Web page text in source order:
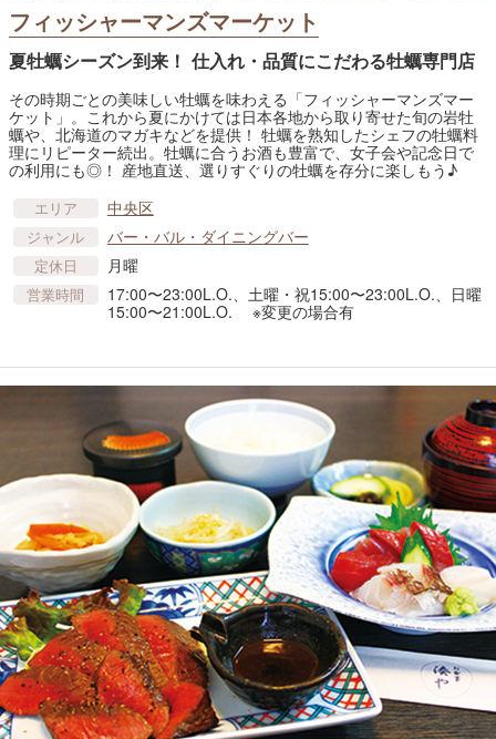
フィッシャーマンズマーケット
夏牡蠣シーズン到来！ 仕入れ・品質にこだわる牡蠣専門店
その時期ごとの美味しい牡蠣を味わえる「フィッシャーマンズマー
ケット」。これから夏にかけては日本各地から取り寄せた旬の岩牡
蠣や、北海道のマガキなどを提供！ 牡蠣を熟知したシェフの牡蠣料
理にリピーター続出。牡蠣に合うお酒も豊富で、女子会や記念日で
の利用にも◎！ 産地直送、選りすぐりの牡蠣を存分に楽しもう♪
エリア 中央区
ジャンル バー・バル・ダイニングバー
定休日 月曜
営業時間
17:00〜23:00L.O.、土曜・祝15:00〜23:00L.O.、日曜
15:00〜21:00L.O. ※変更の場合有